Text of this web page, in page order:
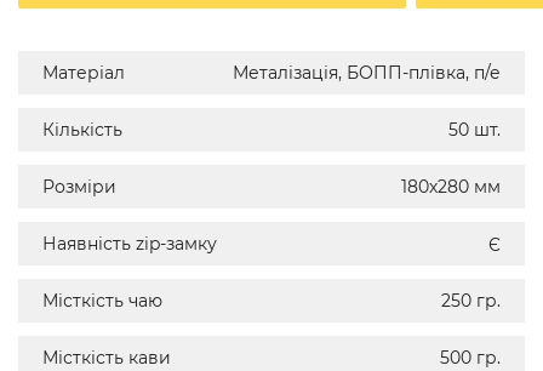
Матеріал Металізація, БОПП-плівка, п/е
Кількість 50 шт.
Розміри 180х280 мм
Наявність zip-замку Є
Місткість чаю 250 гр.
Місткість кави 500 гр.